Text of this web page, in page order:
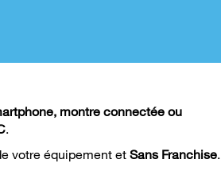
montre connectée ou
.
votre équipement et Sans Franchise.